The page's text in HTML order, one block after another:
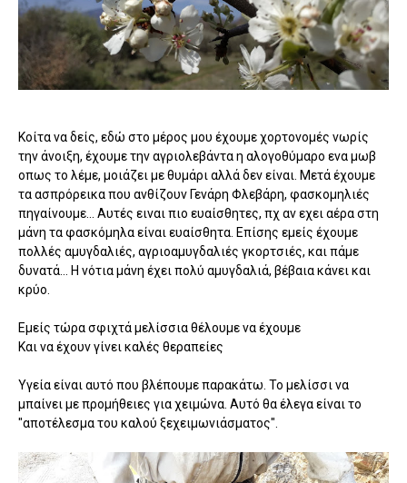
Κοίτα να δείς, εδώ στο μέρος μου έχουμε χορτονομές νωρίς
την άνοιξη, έχουμε την αγριολεβάντα η αλογοθύμαρο ενα μωβ
οπως το λέμε, μοιάζει με θυμάρι αλλά δεν είναι. Μετά έχουμε
τα ασπρόρεικα που ανθίζουν Γενάρη Φλεβάρη, φασκομηλιές
πηγαίνουμε... Αυτές ειναι πιο ευαίσθητες, πχ αν εχει αέρα στη
μάνη τα φασκόμηλα είναι ευαίσθητα. Επίσης εμείς έχουμε
πολλές αμυγδαλιές, αγριοαμυγδαλιές γκορτσιές, και πάμε
δυνατά... Η νότια μάνη έχει πολύ αμυγδαλιά, βέβαια κάνει και
κρύο.
Εμείς τώρα σφιχτά μελίσσια θέλουμε να έχουμε
Και να έχουν γίνει καλές θεραπείες
Υγεία είναι αυτό που βλέπουμε παρακάτω. Το μελίσσι να
μπαίνει με προμήθειες για χειμώνα. Αυτό θα έλεγα είναι το
"αποτέλεσμα του καλού ξεχειμωνιάσματος".